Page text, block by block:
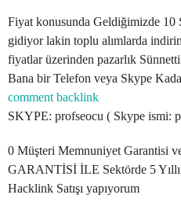
Fiyat konusunda Geldiğimizde
gidiyor lakin toplu alımlarda
fiyatlar üzerinden pazarlık
Bana bir Telefon veya Skype
comment backlink
SKYPE: profseocu ( Skype ismi:
0 Müşteri Memnuniyet Garantisi
GARANTİSİ İLE Sektörde 5
Hacklink Satışı yapıyorum